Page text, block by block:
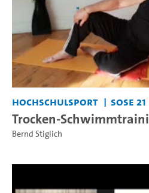
Hochschulsport SoSe 21
Trocken-
Bernd Stiglich